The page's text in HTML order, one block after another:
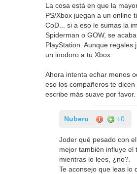
La cosa está en que la
PS/Xbox juegan a un online
CoD... si a eso le sumas la
Spiderman o GOW, se
PlayStation. Aunque regales
un inodoro a tu Xbox.
Ahora intenta echar menos
eso los compañeros te
escribe más suave por favor.
Nuberu +0
Joder qué pesado con
mejor también influye el
mientras lo lees, ¿no?.
Te aconsejo que leas lo